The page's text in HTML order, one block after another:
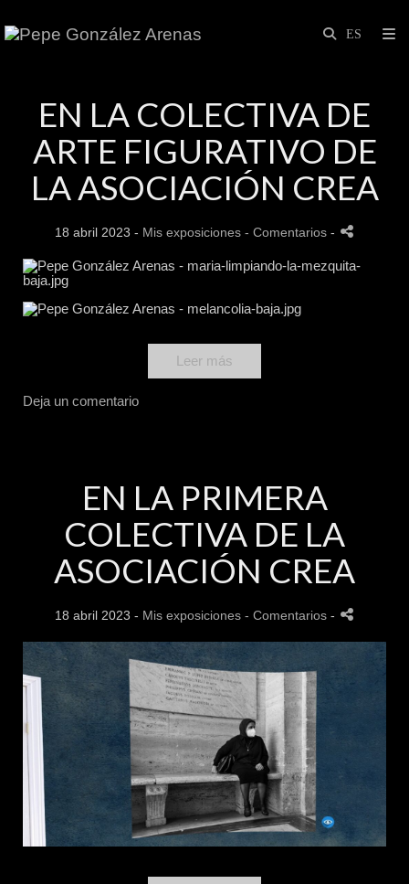
EN LA COLECTIVA DE
ARTE FIGURATIVO DE
LA ASOCIACIÓN CREA
18 abril 2023 - Mis exposiciones - Comentarios -
Leer más
Deja un comentario
EN LA PRIMERA
COLECTIVA DE LA
ASOCIACIÓN CREA
18 abril 2023 - Mis exposiciones - Comentarios -